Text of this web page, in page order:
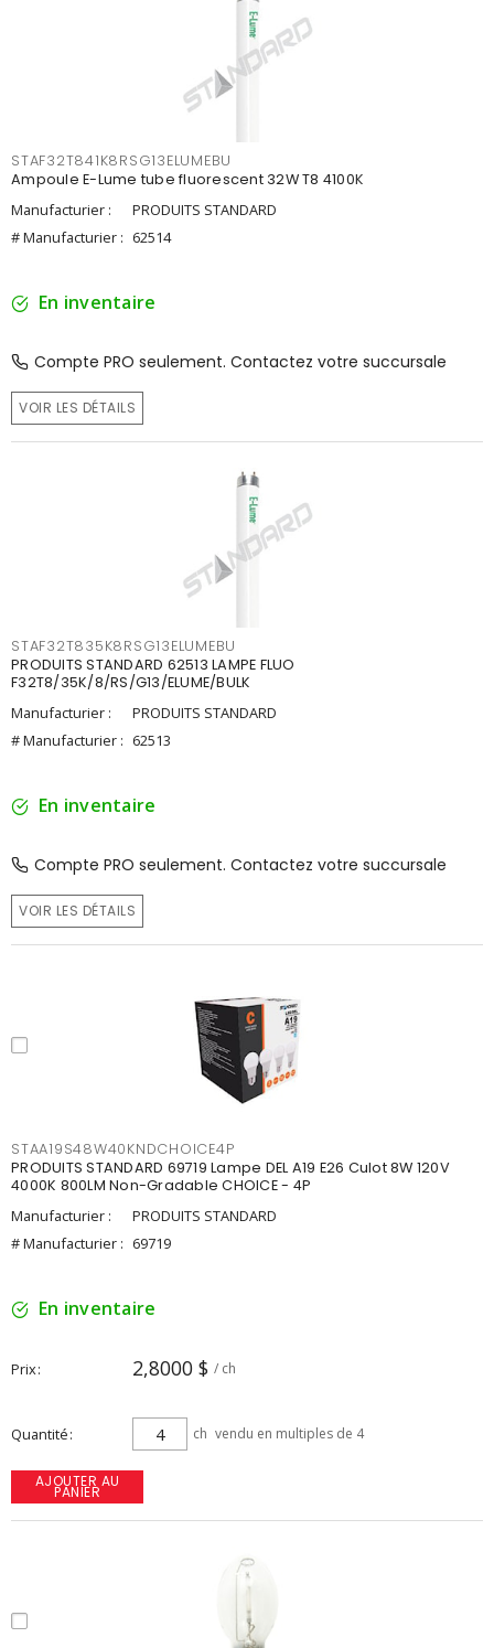
STAF32T841K8RSG13ELUMEBU
Ampoule E-Lume tube fluorescent 32W T8 4100K
Manufacturier :
PRODUITS STANDARD
# Manufacturier : 62514
En inventaire
Compte PRO seulement. Contactez votre succursale
VOIR LES DÉTAILS
STAF32T835K8RSG13ELUMEBU
PRODUITS STANDARD 62513 LAMPE FLUO
F32T8/35K/8/RS/G13/ELUME/BULK
Manufacturier :
PRODUITS STANDARD
# Manufacturier : 62513
En inventaire
Compte PRO seulement. Contactez votre succursale
VOIR LES DÉTAILS
STAA19S48W40KNDCHOICE4P
PRODUITS STANDARD 69719 Lampe DEL A19 E26 Culot 8W 120V
4000K 800LM Non-Gradable CHOICE - 4P
Manufacturier :
PRODUITS STANDARD
# Manufacturier : 69719
En inventaire
Prix 2,8000 $ / ch
Quantité ch vendu en multiples de 4
AJOUTER AU
PANIER